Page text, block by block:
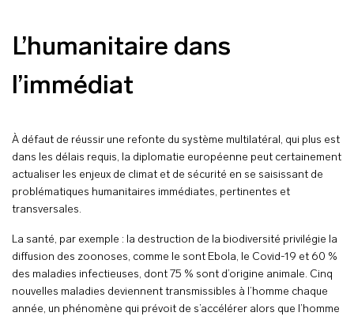
L’humanitaire dans
l’immédiat
À défaut de réussir une refonte du système multilatéral, qui plus est
dans les délais requis, la diplomatie européenne peut certainement
actualiser les enjeux de climat et de sécurité en se saisissant de
problématiques humanitaires immédiates, pertinentes et
transversales.
La santé, par exemple : la destruction de la biodiversité privilégie la
diffusion des zoonoses, comme le sont Ebola, le Covid-19 et 60 %
des maladies infectieuses, dont 75 % sont d’origine animale. Cinq
nouvelles maladies deviennent transmissibles à l’homme chaque
année, un phénomène qui prévoit de s’accélérer alors que l’homme